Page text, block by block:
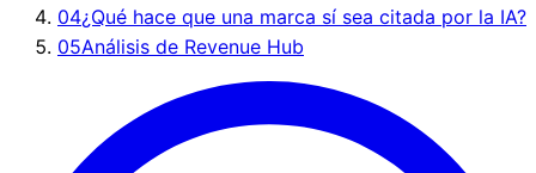
04¿Qué hace que una marca sí sea citada por la IA?
05Análisis de Revenue Hub